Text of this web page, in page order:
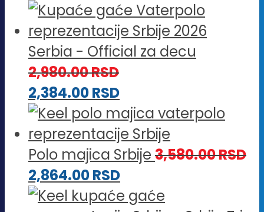
Serbia - Official za decu
2,980.00RSD
2,384.00RSD
Polo majica Srbije 3,580.00RSD
2,864.00RSD